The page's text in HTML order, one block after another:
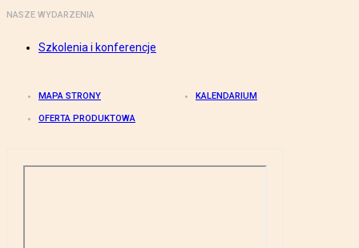
NASZE WYDARZENIA
Szkolenia i konferencje
MAPA STRONY KALENDARIUM
OFERTA PRODUKTOWA